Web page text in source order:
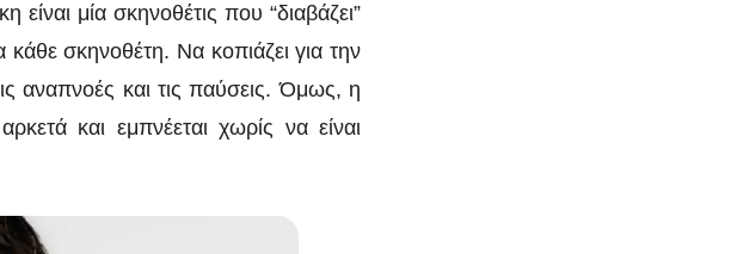
Η νέα
είναι
μία σκηνοθέτις που “διαβάζει”
κάθε σκηνοθέτη. Να κοπιάζει για την
αναπνοές και τις παύσεις. Όμως, η
και εμπνέεται χωρίς να είναι